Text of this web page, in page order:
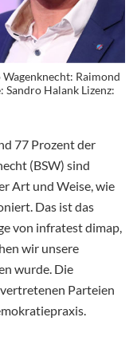
Raimond
Sandro Halank Lizenz:
77 Prozent der
(BSW) sind
Art und Weise, wie
Das ist das
von infratest dimap,
wir unsere
wurde. Die
Parteien